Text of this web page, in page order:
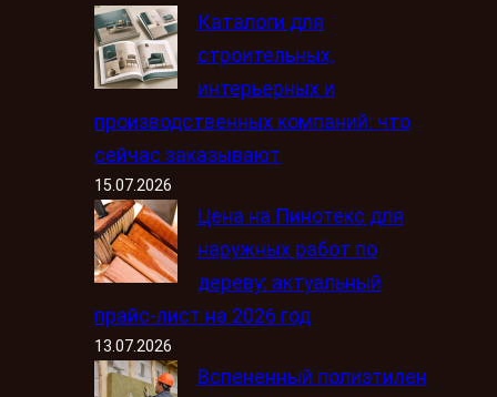
Каталоги для
строительных,
интерьерных и
производственных компаний: что
сейчас заказывают
15.07.2026
Цена на Пинотекс для
наружных работ по
дереву: актуальный
прайс-лист на 2026 год
13.07.2026
Вспененный полиэтилен